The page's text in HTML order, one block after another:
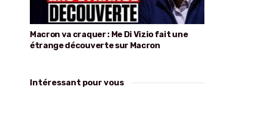
Macron va craquer : Me Di Vizio fait une
étrange découverte sur Macron
Intéressant pour vous